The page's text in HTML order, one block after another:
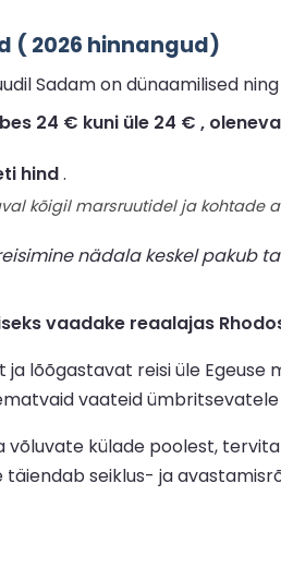
( 2026 hinnangud)
Sadam on dünaamilised
24 € kuni üle 24 € ,
hind.
kõigil marsruutidel ja kohtade
nädala keskel pakub
vaadake reaalajas
lõõgastavat reisi üle
vaateid
võluvate külade poolest,
seiklus- ja